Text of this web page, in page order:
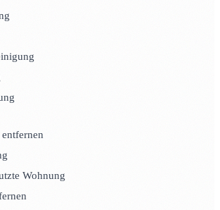
Wohnung